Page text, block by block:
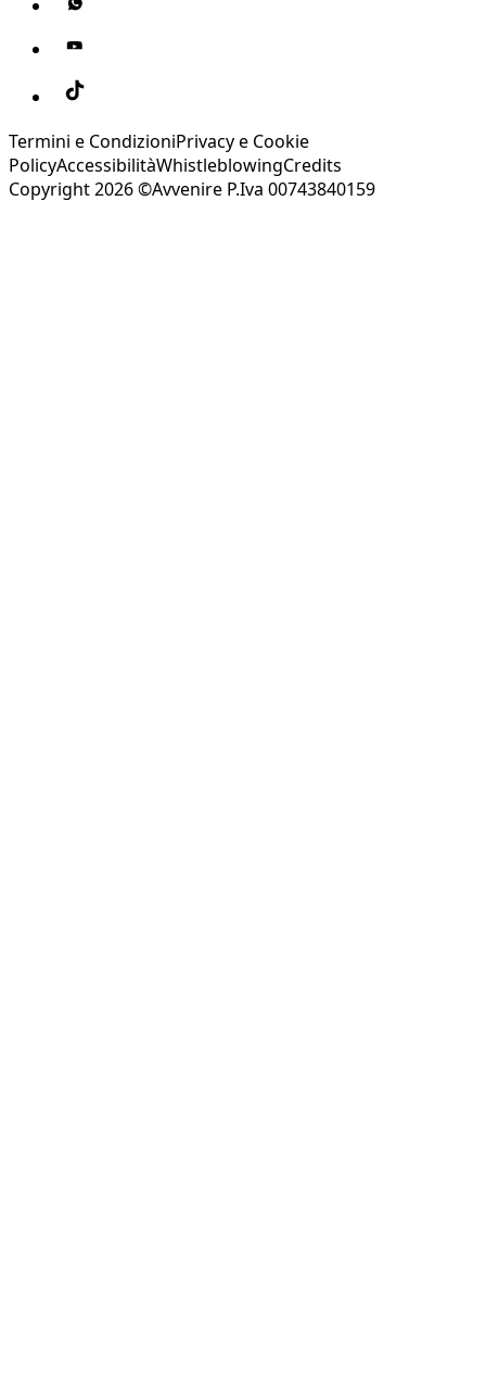
Termini e CondizioniPrivacy e Cookie
PolicyAccessibilitàWhistleblowingCredits
Copyright 2026 ©Avvenire P.Iva 00743840159